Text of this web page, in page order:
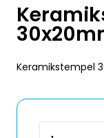
Keramikstempel